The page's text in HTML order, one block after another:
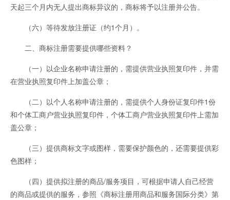
天起三个月内无人提出商标异议的，商标将予以注册并公告。
（六）等待发放注册证（约1个月）。
二、商标注册需要提供哪些资料？
（一）以企业名称申请注册的，需提供营业执照复印件，并需
在营业执照复印件上加盖公章；
（二）以个人名称申请注册的，需提供个人身份证复印件1份
和个体工商户营业执照复印件，个体工商户营业执照复印件上需加
盖公章；
（三）提供商标文字或图样，需要保护颜色的，还需要提供彩
色图样；
（四）提供拟注册的商品/服务项目，可根据申请人自己经营
的商品或提供的服务，参照《商标注册用商品和服务国际分类》第